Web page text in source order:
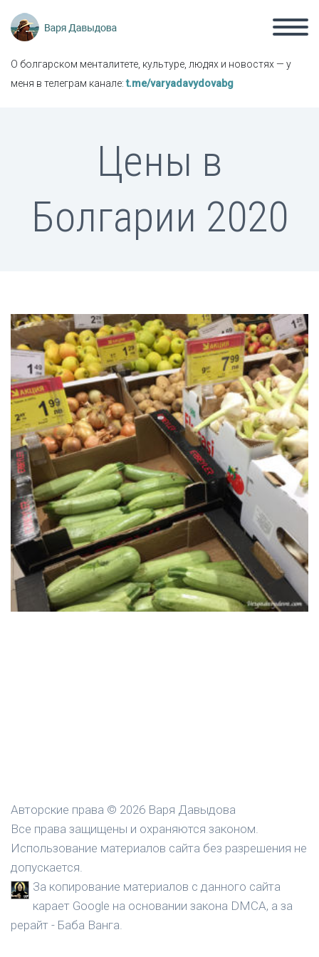
О болгарском менталитете, культуре, людях и новостях — у
меня в телеграм канале:t.me/varyadavydovabg
Цены в
Болгарии 2020
Авторские права © 2026 Варя Давыдова
Все права защищены и охраняются законом.
Использование материалов сайта без разрешения не
допускается.
За копирование материалов с данного сайта
карает Google на основании закона DMCA, а за
рерайт - Баба Ванга.